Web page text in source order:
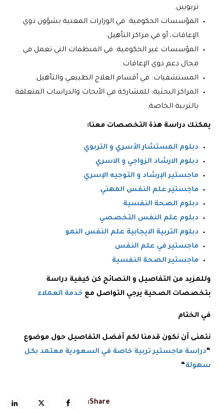
تربويين.
المؤسسات الحكومية: في الوزارات المعنية بشؤون ذوي
الإعاقات، أو في مراكز التأهيل.
المؤسسات غير الحكومية: في المنظمات التي تعمل في
مجال دعم ذوي الإعاقات.
المستشفيات: في أقسام العلاج الطبيعي والتأهيل.
المراكز البحثية: للمشاركة في الأبحاث والدراسات المتعلقة
بالتربية الخاصة.
يمكنك دراسة هذة التخصصات معنا:
دبلوم المستشار الأسري و التربوي
دبلوم الارشاد الزواجي و الاسري
ماجستير الإرشاد و التوجيه الإسري
ماجستير علم النفس المهني
دبلوم الصحة النفسية
دبلوم علم النفس التخصصي
دبلوم التربية الايجابية علم النفس النمو
ماجستير في علم النفس
ماجستير الصحة النفسية
وللمزيد من التفاصيل و النصائح كن كيفية دراسة
بتخصصات الصحية يرجي التواصل مع خدمة العملاء
في الختام
نتمنى أن نكون قدمنا لكم أفضل التفاصيل حول موضوع
“دراسة ماجستير تربية خاصة في السعودية معتمد بكل
سهولة“
Share: